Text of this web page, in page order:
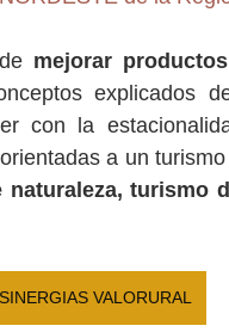
mejorar
explicados
con la
a un
turismo
VALORURAL